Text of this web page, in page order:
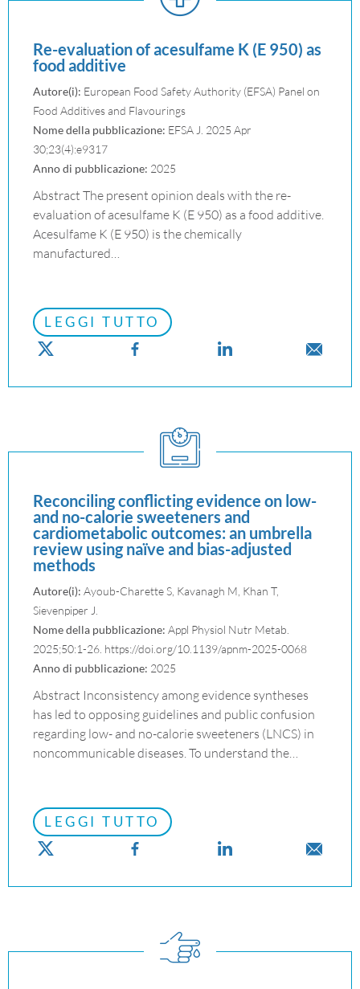
Re-evaluation of acesulfame K (E 950) as
food additive
Autore(i): European Food Safety Authority (EFSA) Panel on
Food Additives and Flavourings
Nome della pubblicazione: EFSA J. 2025 Apr
30;23(4):e9317
Anno di pubblicazione: 2025
Abstract The present opinion deals with the re-
evaluation of acesulfame K (E 950) as a food additive.
Acesulfame K (E 950) is the chemically
manufactured…
LEGGI TUTTO
Reconciling conflicting evidence on low-
and no-calorie sweeteners and
cardiometabolic outcomes: an umbrella
review using naïve and bias-adjusted
methods
Autore(i): Ayoub-Charette S, Kavanagh M, Khan T,
Sievenpiper J.
Nome della pubblicazione: Appl Physiol Nutr Metab.
2025;50:1-26. https://doi.org/10.1139/apnm-2025-0068
Anno di pubblicazione: 2025
Abstract Inconsistency among evidence syntheses
has led to opposing guidelines and public confusion
regarding low- and no-calorie sweeteners (LNCS) in
noncommunicable diseases. To understand the…
LEGGI TUTTO